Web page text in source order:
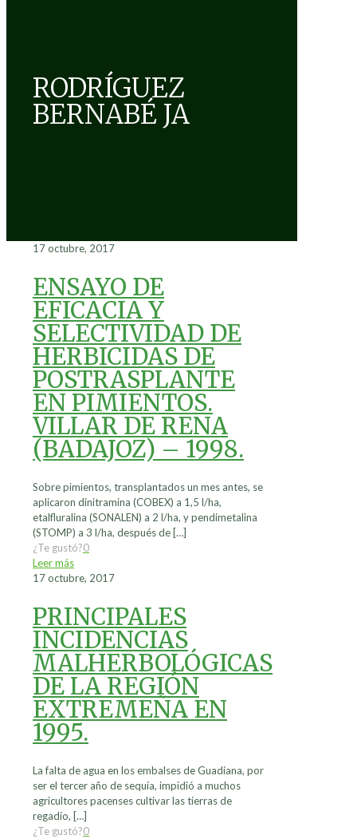
RODRÍGUEZ
BERNABÉ JA
17 octubre, 2017
ENSAYO DE
EFICACIA Y
SELECTIVIDAD DE
HERBICIDAS DE
POSTRASPLANTE
EN PIMIENTOS.
VILLAR DE RENA
(BADAJOZ) – 1998.
Sobre pimientos, transplantados un mes antes, se
aplicaron dinitramina (COBEX) a 1,5 l/ha,
etalfluralina (SONALEN) a 2 l/ha, y pendimetalina
(STOMP) a 3 l/ha, después de […]
¿Te gustó?0
Leer más
17 octubre, 2017
PRINCIPALES
INCIDENCIAS
MALHERBOLÓGICAS
DE LA REGIÓN
EXTREMEÑA EN
1995.
La falta de agua en los embalses de Guadiana, por
ser el tercer año de sequía, impidió a muchos
agricultores pacenses cultivar las tierras de
regadío, […]
¿Te gustó?0